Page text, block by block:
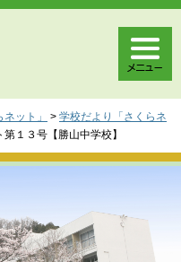
ット」 > 学校だより「さくらネ
１３号【勝山中学校】